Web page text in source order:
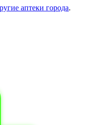
аптеки города.